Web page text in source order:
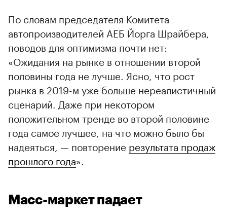
По словам председателя Комитета
автопроизводителей АЕБ Йорга Шрайбера,
поводов для оптимизма почти нет:
«Ожидания на рынке в отношении второй
половины года не лучше. Ясно, что рост
рынка в 2019-м уже больше нереалистичный
сценарий. Даже при некотором
положительном тренде во второй половине
года самое лучшее, на что можно было бы
надеяться, — повторение результата продаж
прошлого года».
Масс-маркет падает